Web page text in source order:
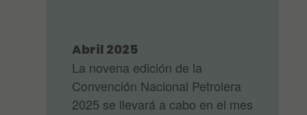
Abril 2025
La novena edición de la
Convención Nacional Petrolera
2025 se llevará a cabo en el mes